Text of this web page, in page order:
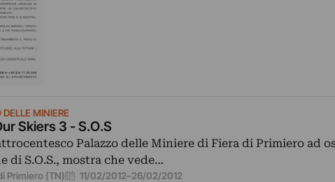
MINIERE
Skiers 3 - S.O.S
Palazzo delle Miniere di Fiera di Primiero ad
di S.O.S., mostra che vede…
Primiero (TN) 11/02/2012–26/02/2012